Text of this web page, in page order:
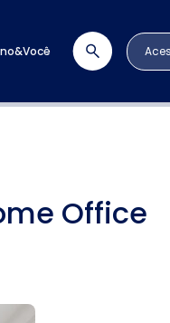
Office